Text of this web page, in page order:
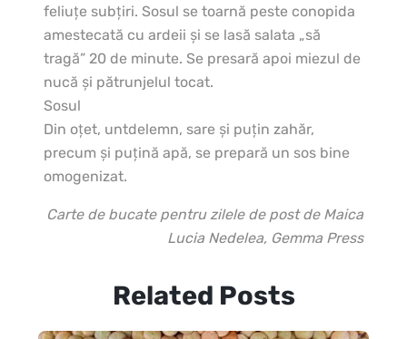
feliuţe subţiri. Sosul se toarnă peste conopida
amestecată cu ardeii şi se lasă salata „să
tragă” 20 de minute. Se presară apoi miezul de
nucă şi pătrunjelul tocat.
Sosul
Din oţet, untdelemn, sare şi puţin zahăr,
precum şi puţină apă, se prepară un sos bine
omogenizat.
Carte de bucate pentru zilele de post de Maica
Lucia Nedelea, Gemma Press
Related Posts